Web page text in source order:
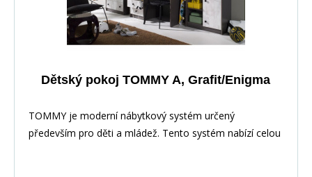
Dětský pokoj TOMMY A, Grafit/Enigma
TOMMY je moderní nábytkový systém určený
především pro děti a mládež. Tento systém nabízí celou